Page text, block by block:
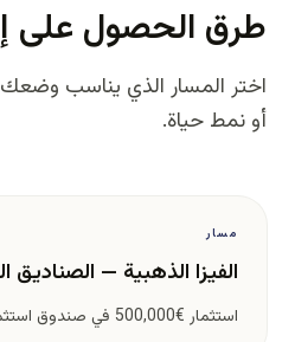
طرق الحصول على
اختر المسار الذي يناسب وضعك
أو نمط حياة.
مسار
الفيزا الذهبية — الصناديق
استثمار €500,000 في صندوق استثمار برتغالي معتمد.